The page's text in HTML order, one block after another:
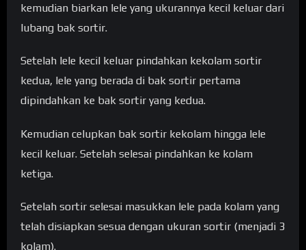
kemudian biarkan lele yang ukurannya kecil keluar dari
lubang bak sortir.
Setelah lele kecil keluar pindahkan kekolam sortir
kedua, lele yang berada di bak sortir pertama
dipindahkan ke bak sortir yang kedua.
Kemudian celupkan bak sortir kekolam hingga lele
kecil keluar. Setelah selesai pindahkan ke kolam
ketiga.
Setelah sortir selesai masukkan lele pada kolam yang
telah disiapkan sesua dengan ukuran sortir (menjadi 3
kolam).